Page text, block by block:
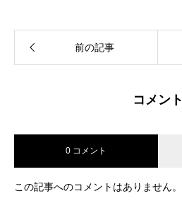
前の記事
コメント
0 コメント
この記事へのコメントはありません。